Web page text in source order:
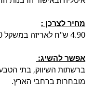
מחיר לצרכן :
4.90 ש"ח לאריזה במשקל 100 גרם.
אפשר להשיג:
ברשתות השיווק, בתי הטבע
מובחרות ברחבי הארץ.